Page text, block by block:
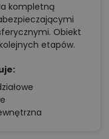
kompletną
Obiekt
etapów.